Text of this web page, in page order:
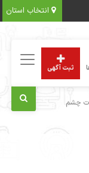
انتخاب استان
ثبت آگهی
چشم